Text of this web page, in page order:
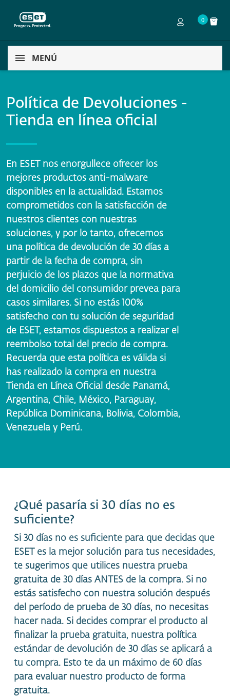
0
MENÚ
Política de Devoluciones -
Tienda en línea oficial
En ESET nos enorgullece ofrecer los
mejores productos anti-malware
disponibles en la actualidad. Estamos
comprometidos con la satisfacción de
nuestros clientes con nuestras
soluciones, y por lo tanto, ofrecemos
una política de devolución de 30 días a
partir de la fecha de compra, sin
perjuicio de los plazos que la normativa
del domicilio del consumidor prevea para
casos similares. Si no estás 100%
satisfecho con tu solución de seguridad
de ESET, estamos dispuestos a realizar el
reembolso total del precio de compra.
Recuerda que esta política es válida si
has realizado la compra en nuestra
Tienda en Línea Oficial desde Panamá,
Argentina, Chile, México, Paraguay,
República Dominicana, Bolivia, Colombia,
Venezuela y Perú.
¿Qué pasaría si 30 días no es
suficiente?
Si 30 días no es suficiente para que decidas que
ESET es la mejor solución para tus necesidades,
te sugerimos que utilices nuestra prueba
gratuita de 30 días ANTES de la compra. Si no
estás satisfecho con nuestra solución después
del período de prueba de 30 días, no necesitas
hacer nada. Si decides comprar el producto al
finalizar la prueba gratuita, nuestra política
estándar de devolución de 30 días se aplicará a
tu compra. Esto te da un máximo de 60 días
para evaluar nuestro producto de forma
gratuita.